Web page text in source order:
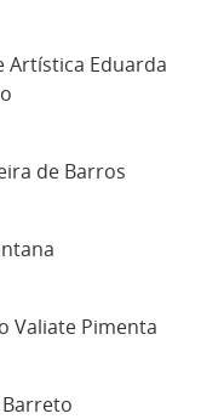
Artística Eduarda
de Barros
Valiate Pimenta